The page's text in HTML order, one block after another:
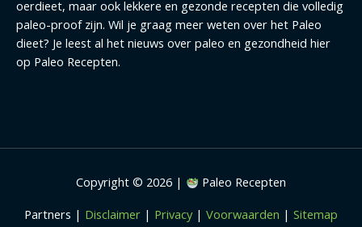
oerdieet, maar ook lekkere en gezonde recepten die volledig
paleo-proof zijn. Wil je graag meer weten over het Paleo
dieet? Je leest al het nieuws over paleo en gezondheid hier
op Paleo Recepten.
Copyright © 2026 |
Paleo Recepten
Partners | Disclaimer | Privacy | Voorwaarden | Sitemap